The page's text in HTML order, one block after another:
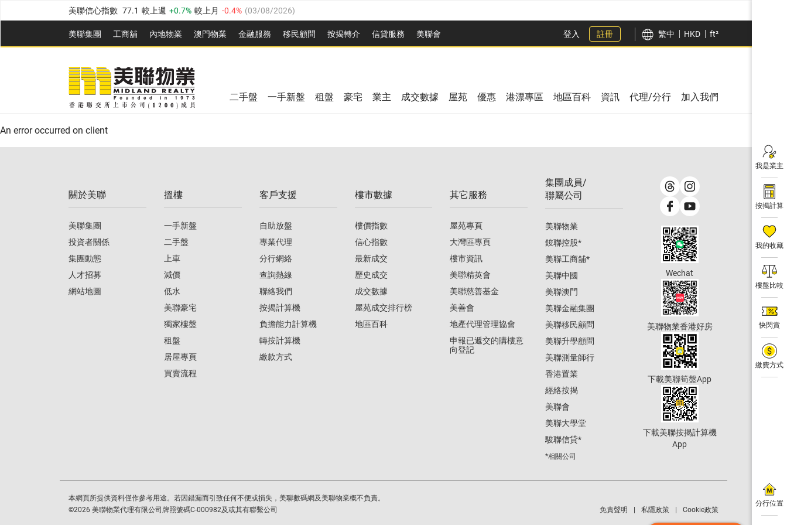
美聯信心指數 77.1 較上週 0.7% 較上月 -0.4% (03/08/2026)
全港樓價指數 149.1 較上週 0% 較上月 0.4% (03/08/2026)
港島樓價指數 157.4 較上週 -0.3% 較上月 -0.8% (03/08/2026)
九龍樓價指數 156.4 較上週 -0.1%
新界樓價指數 134.8 較上週 0.1% 0.9% 03/08/2026
美聯信心指數 77.1 較上週 0.7% 較上月
美聯集團 工商舖 內地物業 澳門物業 金融服務 移民顧問 按揭轉介 信貸服務 美聯會
全港樓價指數 149.1 較上週 0% 較上月
美聯信心指數 較上週 0.7% 03/08/2026)
登入 註冊 繁中 HKD ft²
我是業主
按揭計算
我的收藏
樓盤比較
快閃賞
繳費方式
分行位置
二手盤 一手新盤 租盤 豪宅 業主 成交數據 屋苑 優惠 港漂專區 地區百科 資訊 代理/分行 加入我們
An error occurred on client
關於美聯
美聯集團
投資者關係
集團動態
人才招募
網站地圖
搵樓
一手新盤
二手盤
上車
減價
低水
美聯豪宅
獨家樓盤
租盤
居屋專頁
買賣流程
客戶支援
自助放盤
專業代理
分行網絡
查詢熱線
聯絡我們
按揭計算機
負擔能力計算機
轉按計算機
繳款方式
樓市數據
樓價指數
信心指數
最新成交
歷史成交
成交數據
屋苑成交排行榜
地區百科
其它服務
屋苑專頁
大灣區專頁
樓市資訊
美聯精英會
美聯慈善基金
美善會
地產代理管理協會
申報已遞交的購樓意
向登記
集團成員/
聯屬公司
美聯物業
鋑聯控股*
美聯工商舖*
美聯中國
美聯澳門
美聯金融集團
美聯移民顧問
美聯升學顧問
美聯測量師行
香港置業
經絡按揭
美聯會
美聯大學堂
駿聯信貸*
*相關公司
Wechat
美聯物業香港好房
下載美聯筍盤App
下載美聯按揭計算機
App
本網頁所提供資料僅作參考用途。若因錯漏而引致任何不便或損失，美聯數碼網及美聯物業概不負責。
©2026 美聯物業代理有限公司牌照號碼C-000982及或其有聯繫公司 免責聲明 私隱政策 Cookie政策